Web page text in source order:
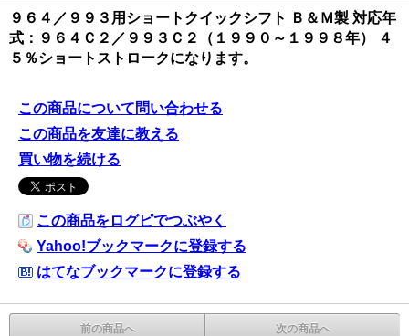
９６４／９９３用ショートクイックシフト Ｂ＆Ｍ製 対応年
式：９６４Ｃ２／９９３Ｃ２（１９９０～１９９８年） ４
５％ショートストロークになります。
この商品について問い合わせる
この商品を友達に教える
買い物を続ける
この商品をログピでつぶやく
Yahoo!ブックマークに登録する
はてなブックマークに登録する
前の商品へ 次の商品へ